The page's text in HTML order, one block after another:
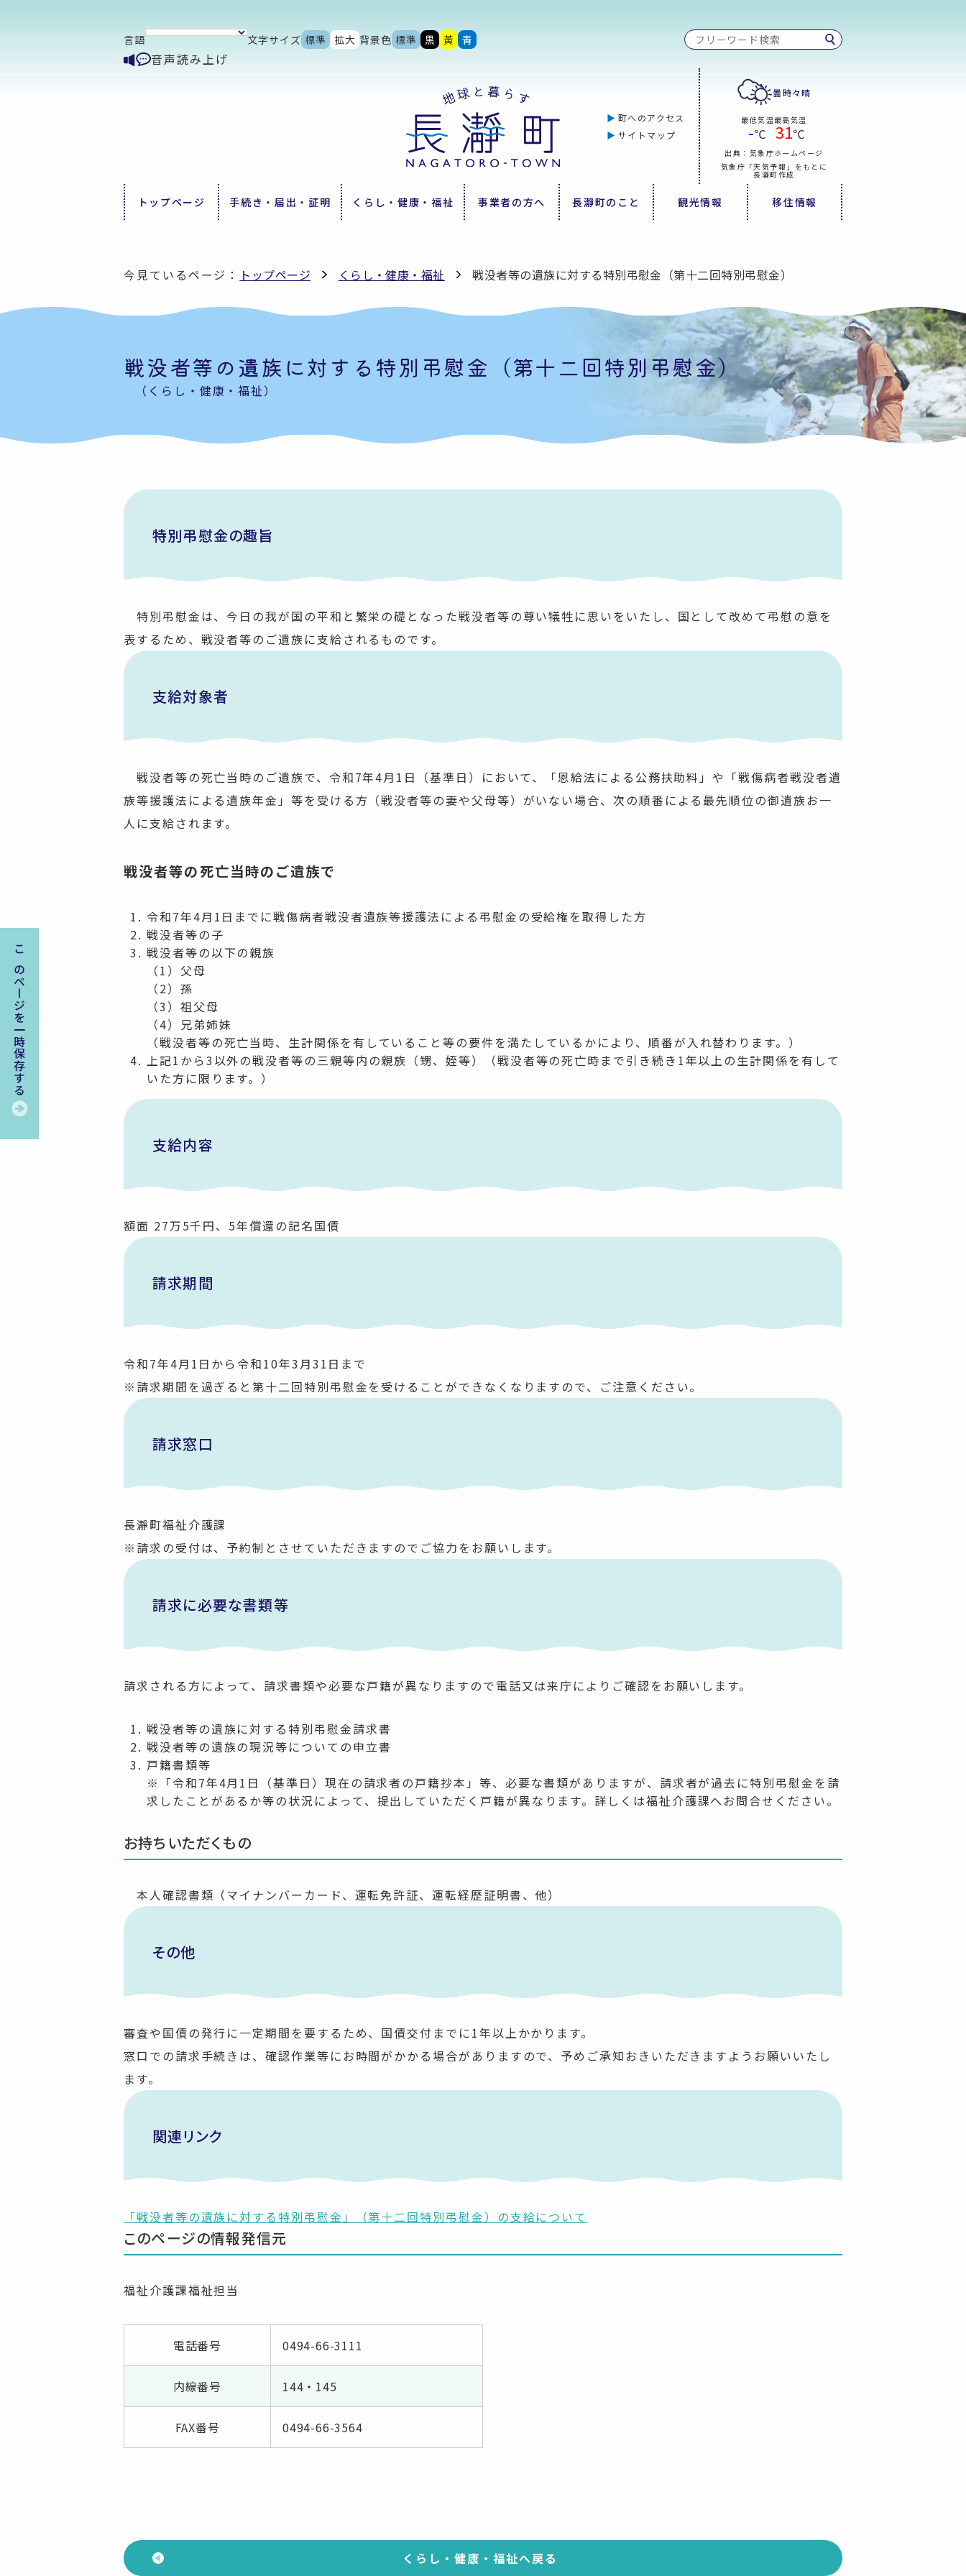
言語 文字サイズ 標準 拡大 背景色 標準 黒 黃 青
音声読み上げ
町へのアクセス
サイトマップ
曇時々晴
最低気温
-℃
最高気温
31℃
出典：気象庁ホームページ
気象庁「天気予報」をもとに
長瀞町作成
トップページ 手続き・届出・証明 くらし・健康・福祉 事業者の方へ 長瀞町のこと 観光情報 移住情報
今見ているページ： トップページ くらし・健康・福祉 戦没者等の遺族に対する特別弔慰金（第十二回特別弔慰金）
戦没者等の遺族に対する特別弔慰金（第十二回特別弔慰金）
（くらし・健康・福祉）
特別弔慰金の趣旨
特別弔慰金は、今日の我が国の平和と繁栄の礎となった戦没者等の尊い犠牲に思いをいたし、国として改めて弔慰の意を
表するため、戦没者等のご遺族に支給されるものです。
支給対象者
戦没者等の死亡当時のご遺族で、令和7年4月1日（基準日）において、「恩給法による公務扶助料」や「戦傷病者戦没者遺
族等援護法による遺族年金」等を受ける方（戦没者等の妻や父母等）がいない場合、次の順番による最先順位の御遺族お一
人に支給されます。
戦没者等の死亡当時のご遺族で
令和7年4月1日までに戦傷病者戦没者遺族等援護法による弔慰金の受給権を取得した方
戦没者等の子
戦没者等の以下の親族
（1）父母
（2）孫
（3）祖父母
（4）兄弟姉妹
（戦没者等の死亡当時、生計関係を有していること等の要件を満たしているかにより、順番が入れ替わります。）
上記1から3以外の戦没者等の三親等内の親族（甥、姪等）（戦没者等の死亡時まで引き続き1年以上の生計関係を有して
いた方に限ります。）
支給内容
額面 27万5千円、5年償還の記名国債
請求期間
令和7年4月1日から令和10年3月31日まで
※請求期間を過ぎると第十二回特別弔慰金を受けることができなくなりますので、ご注意ください。
請求窓口
長瀞町福祉介護課
※請求の受付は、予約制とさせていただきますのでご協力をお願いします。
請求に必要な書類等
請求される方によって、請求書類や必要な戸籍が異なりますので電話又は来庁によりご確認をお願いします。
戦没者等の遺族に対する特別弔慰金請求書
戦没者等の遺族の現況等についての申立書
戸籍書類等
※「令和7年4月1日（基準日）現在の請求者の戸籍抄本」等、必要な書類がありますが、請求者が過去に特別弔慰金を請
求したことがあるか等の状況によって、提出していただく戸籍が異なります。詳しくは福祉介護課へお問合せください。
お持ちいただくもの
本人確認書類（マイナンバーカード、運転免許証、運転経歴証明書、他）
その他
審査や国債の発行に一定期間を要するため、国債交付までに1年以上かかります。
窓口での請求手続きは、確認作業等にお時間がかかる場合がありますので、予めご承知おきいただきますようお願いいたし
ます。
関連リンク
「戦没者等の遺族に対する特別弔慰金」（第十二回特別弔慰金）の支給について
このページの情報発信元
福祉介護課福祉担当
電話番号 0494-66-3111
内線番号 144・145
FAX番号 0494-66-3564
くらし・健康・福祉へ戻る
このページを一時保存する